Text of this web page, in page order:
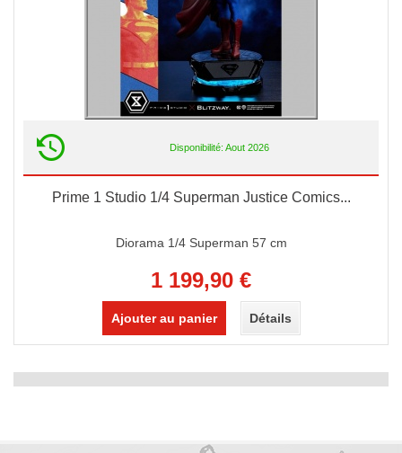
Disponibilité: Aout 2026
Prime 1 Studio 1/4 Superman Justice Comics...
Diorama 1/4 Superman 57 cm
1 199,90 €
Ajouter au panier Détails